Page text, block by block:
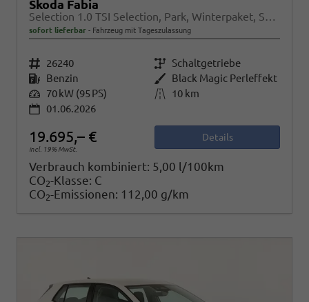
Skoda Fabia
Selection 1.0 TSI Selection, Park, Winterpaket, SmartLink, 4 J.-Garantie
sofort lieferbar Fahrzeug mit Tageszulassung
Fahrzeugnr. 26240 Getriebe Schaltgetriebe
Kraftstoff Benzin Außenfarbe Black Magic Perleffekt
Leistung 70 kW (95 PS) Kilometerstand
10 km
01.06.2026
19.695,– €
incl. 19% MwSt.
Details
Verbrauch kombiniert: 5,00 l/100km
CO2-Klasse: C
CO2-Emissionen: 112,00 g/km